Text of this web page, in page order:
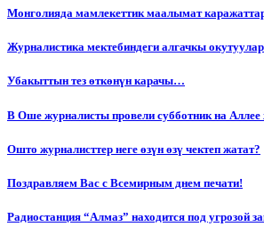
Монголияда мамлекеттик маалымат
Журналистика мектебиндеги алгачкы окутуулар
Убакыттын тез өткөнүн карачы…
В Оше журналисты провели субботник на Аллее
Ошто журналисттер неге өзүн өзү чектеп жатат?
Поздравляем Вас с Всемирным днем печати!
Радиостанция “Алмаз” находится под угрозой